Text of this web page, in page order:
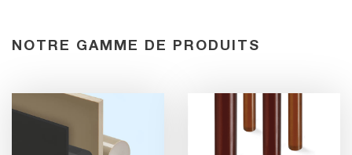
NOTRE GAMME DE PRODUITS